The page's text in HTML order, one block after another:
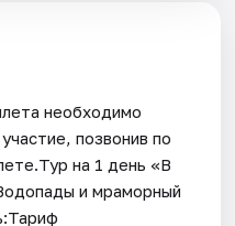
необходимо
позвонив по
на 1 день «В
и мраморный